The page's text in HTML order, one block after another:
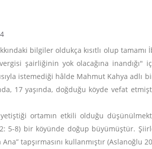
bilgiler oldukça kısıtlı olup
şairliğinin yok olacağına inandığı"
istemediği hâlde Mahmut Kahya adlı
17 yaşında, doğduğu köyde vefat
ortamın etkili olduğu
5-8) bir köyünde doğup büyümüştür.
tapşırmasını kullanmıştır (Aslanoğlu